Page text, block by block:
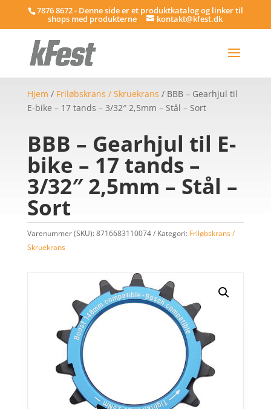
7876 8672 - Denne side er et produktkatalog og linker til
shops med produkterne kontakt@kfest.dk
Hjem / Friløbskrans / Skruekrans / BBB – Gearhjul til
E-bike – 17 tands – 3/32″ 2,5mm – Stål – Sort
BBB – Gearhjul til E-
bike – 17 tands –
3/32″ 2,5mm – Stål –
Sort
Varenummer (SKU):8716683110074 Kategori: Friløbskrans /
Skruekrans